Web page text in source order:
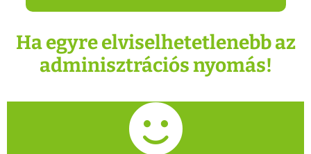
Ha egyre elviselhetetlenebb az
adminisztrációs nyomás!